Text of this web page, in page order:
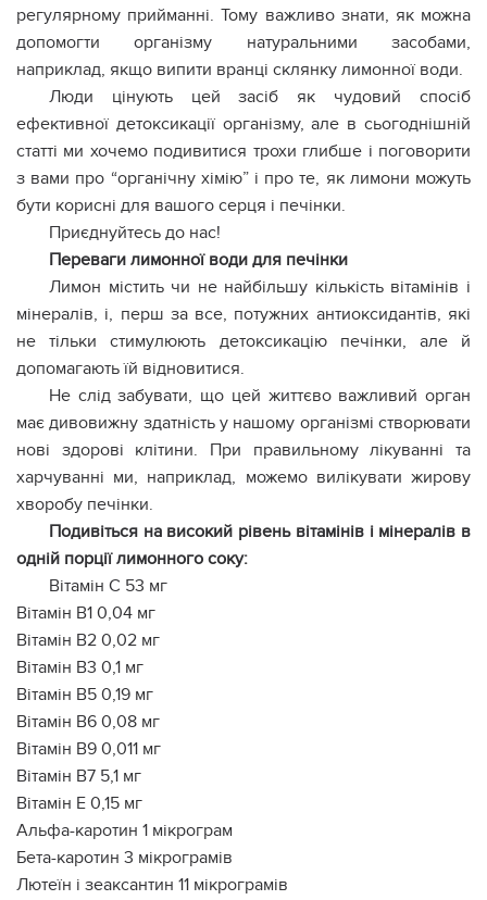
регулярному прийманні. Тому важливо знати, як можна
допомогти організму натуральними засобами,
наприклад, якщо випити вранці склянку лимонної води.
Люди цінують цей засіб як чудовий спосіб
ефективної детоксикації організму, але в сьогоднішній
статті ми хочемо подивитися трохи глибше і поговорити
з вами про “органічну хімію” і про те, як лимони можуть
бути корисні для вашого серця і печінки.
Приєднуйтесь до нас!
Переваги лимонної води для печінки
Лимон містить чи не найбільшу кількість вітамінів і
мінералів, і, перш за все, потужних антиоксидантів, які
не тільки стимулюють детоксикацію печінки, але й
допомагають їй відновитися.
Не слід забувати, що цей життєво важливий орган
має дивовижну здатність у нашому організмі створювати
нові здорові клітини. При правильному лікуванні та
харчуванні ми, наприклад, можемо вилікувати жирову
хворобу печінки.
Подивіться на високий рівень вітамінів і мінералів в
одній порції лимонного соку:
Вітамін С 53 мг
Вітамін B1 0,04 мг
Вітамін В2 0,02 мг
Вітамін B3 0,1 мг
Вітамін B5 0,19 мг
Вітамін B6 0,08 мг
Вітамін В9 0,011 мг
Вітамін B7 5,1 мг
Вітамін Е 0,15 мг
Альфа-каротин 1 мікрограм
Бета-каротин 3 мікрограмів
Лютеїн і зеаксантин 11 мікрограмів